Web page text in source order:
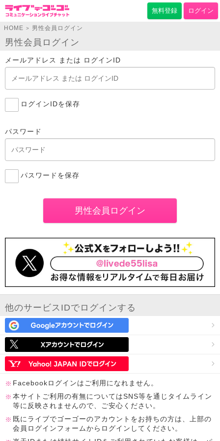
無料登録 ログイン
HOME > 男性会員ログイン
男性会員ログイン
メールアドレス または ログインID
ログインIDを保存
パスワード
パスワードを保存
他のサービスIDでログインする
Facebookログインはご利用になれません。
本サイトご利用の有無についてはSNS等を通じタイムライン
等に反映されませんので、ご安心ください。
既にライブでゴーゴーのアカウントをお持ちの方は、上部の
会員ログインフォームからログインしてください。